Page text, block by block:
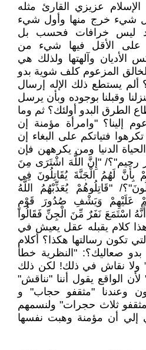
عزيزي القارئ مثله
شيء خرج منها وأول شيء
ليس خرافات فحسب بل
على الأقل فيها شيء من
الأديان وآلهتها ولذلك هي
المزعوم كلف شوية بدو
ألم يستطع ذلك الإله إرسال
وقبلنا بوجوده وبأن يرسل
الطرق البدو أولئك؟ ثم وما
إلينا؟ "وامرأة مؤمنة إن
فتياتكم على البغاء إن
الدنيا ومن يكرههن فإن
رحيم"؟/ "إِنَّ اللَّهَ اشْتَرَى مِنَ
بِأَنَّ لَهُمُ الْجَنَّةَ يُقَاتِلُونَ فِي
"قَاتِلُوهُمْ يُعَذِّبْهُمُ اللَّهُ
عَلَيْهِمْ وَيَشْفِ صُدُورَ قَوْمٍ
اسْتَمَعَ نَفَرٌ مِّنَ الْجِنِّ فَقَالُوا
كلام يقبله عقل يعيش في
التي تكون رسالتها هكذا؟ أكلام
صعاليك؟: "النظرية خطأ
ولا نقاش في ذلك! لكن ذلك
الواقع يقول أننا "نناقش"
وعندنا "مثقفو حجاب" و
ثلاث حجرات" ولنسمهم
إلي أن مؤمنة وهبت نفسها